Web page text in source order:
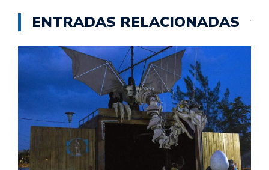
ENTRADAS RELACIONADAS